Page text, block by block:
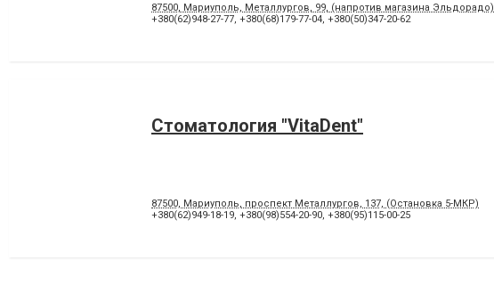
87500, Мариуполь, Металлургов, 99, (напротив магазина Эльдорадо)
+380(62)948-27-77, +380(68)179-77-04, +380(50)347-20-62
Стоматология "VitaDent"
87500, Мариуполь, проспект Металлургов, 137, (Остановка 5-МКР)
+380(62)949-18-19, +380(98)554-20-90, +380(95)115-00-25